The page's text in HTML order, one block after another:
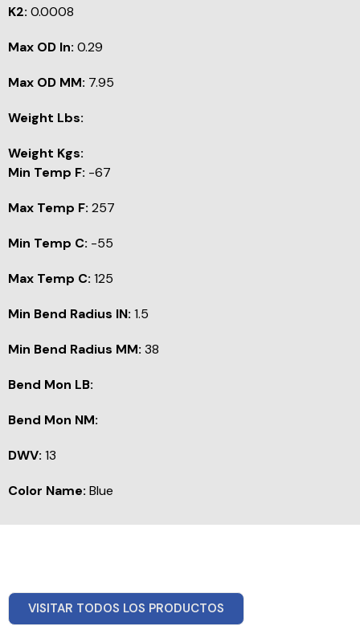
K2: 0.0008
Max OD In: 0.29
Max OD MM: 7.95
Weight Lbs:
Weight Kgs:
Min Temp F: -67
Max Temp F: 257
Min Temp C: -55
Max Temp C: 125
Min Bend Radius IN: 1.5
Min Bend Radius MM: 38
Bend Mon LB:
Bend Mon NM:
DWV: 13
Color Name: Blue
VISITAR TODOS LOS PRODUCTOS